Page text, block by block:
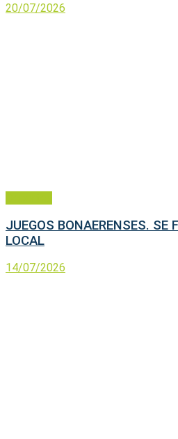
20/07/2026
JUEGOS BONAERENSES. SE
LOCAL
14/07/2026